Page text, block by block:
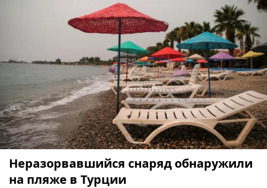
Неразорвавшийся снаряд обнаружили
на пляже в Турции